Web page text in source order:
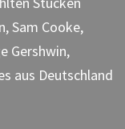
Sam Cooke,
Gershwin,
aus Deutschland